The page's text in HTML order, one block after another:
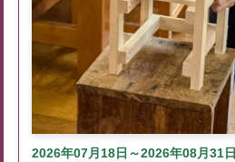
2026年07月18日～2026年08月31日